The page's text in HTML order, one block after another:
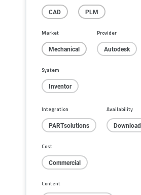
CAD PLM
Market
Mechanical
Provider
Autodesk
System
Inventor
Integration
PARTsolutions
Availability
Download
Cost
Commercial
Content